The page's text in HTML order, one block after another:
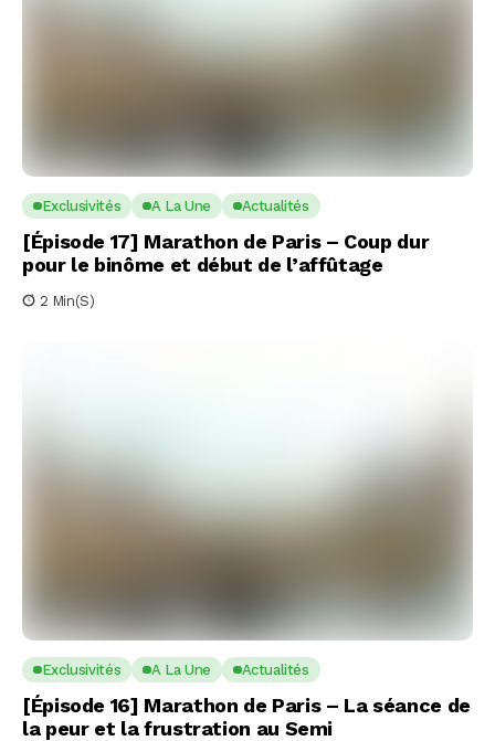
Exclusivités A La Une Actualités
[Épisode 17] Marathon de Paris – Coup dur
pour le binôme et début de l’affûtage
2 Min(s)
Exclusivités A La Une Actualités
[Épisode 16] Marathon de Paris – La séance de
la peur et la frustration au Semi